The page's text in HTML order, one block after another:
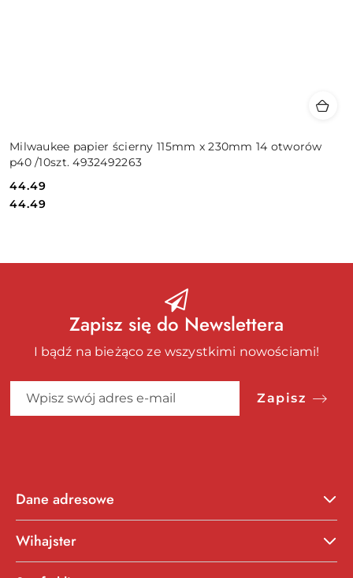
Milwaukee papier ścierny 115mm x 230mm 14 otworów
p40 /10szt. 4932492263
Cena:
44.49
Cena:
44.49
Zapisz się do Newslettera
I bądź na bieżąco ze wszystkimi nowościami!
Zapisz
Dane adresowe
Wihajster